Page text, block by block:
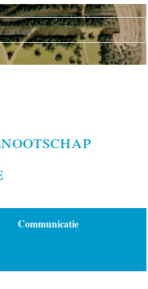
Communicatie